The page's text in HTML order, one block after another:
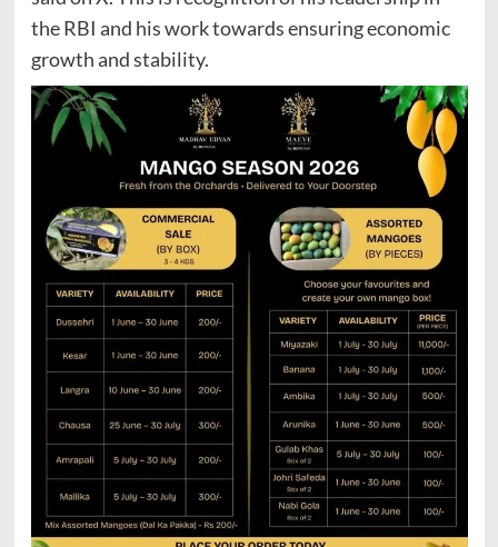
the RBI and his work towards ensuring economic
growth and stability.